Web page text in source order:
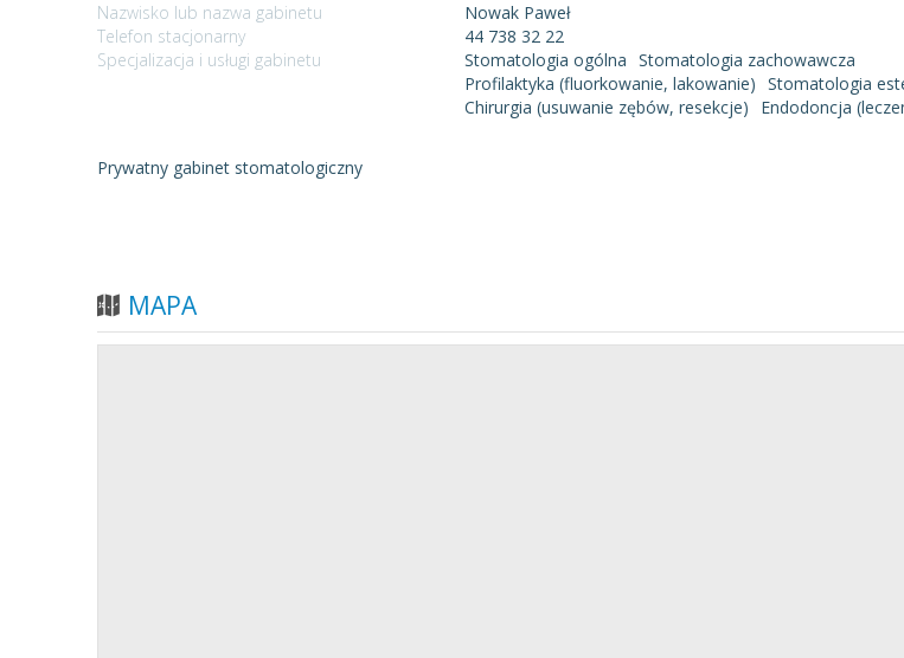
Nazwisko lub nazwa gabinetu
Nowak Paweł
Telefon stacjonarny
44 738 32 22
Specjalizacja i usługi gabinetu
Stomatologia ogólna Stomatologia zachowawcza
Profilaktyka (fluorkowanie, lakowanie) Stomatologia
Chirurgia (usuwanie zębów, resekcje)
Endodoncja
Prywatny gabinet stomatologiczny
MAPA